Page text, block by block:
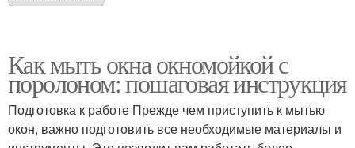
Как мыть окна окномойкой с
поролоном: пошаговая инструкция
Подготовка к работе Прежде чем приступить к мытью
окон, важно подготовить все необходимые материалы и